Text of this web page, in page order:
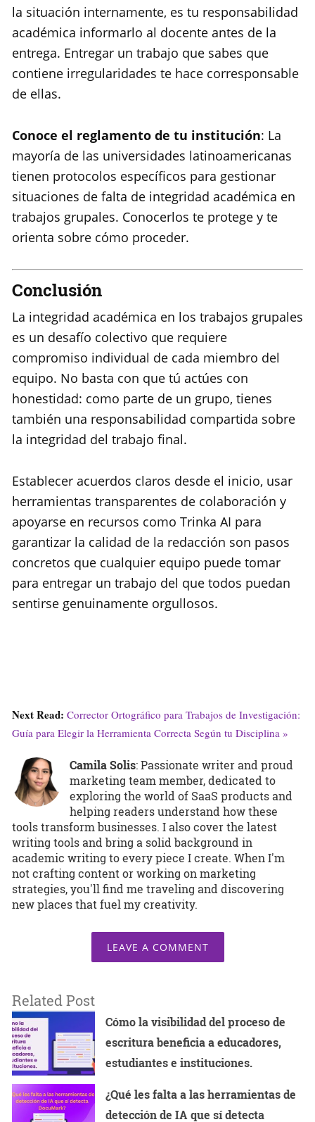
la situación internamente, es tu responsabilidad
académica informarlo al docente antes de la
entrega. Entregar un trabajo que sabes que
contiene irregularidades te hace corresponsable
de ellas.
Conoce el reglamento de tu institución: La
mayoría de las universidades latinoamericanas
tienen protocolos específicos para gestionar
situaciones de falta de integridad académica en
trabajos grupales. Conocerlos te protege y te
orienta sobre cómo proceder.
Conclusión
La integridad académica en los trabajos grupales
es un desafío colectivo que requiere
compromiso individual de cada miembro del
equipo. No basta con que tú actúes con
honestidad: como parte de un grupo, tienes
también una responsabilidad compartida sobre
la integridad del trabajo final.
Establecer acuerdos claros desde el inicio, usar
herramientas transparentes de colaboración y
apoyarse en recursos como Trinka AI para
garantizar la calidad de la redacción son pasos
concretos que cualquier equipo puede tomar
para entregar un trabajo del que todos puedan
sentirse genuinamente orgullosos.
Next Read: Corrector Ortográfico para Trabajos de Investigación:
Guía para Elegir la Herramienta Correcta Según tu Disciplina »
Camila Solis: Passionate writer and proud
marketing team member, dedicated to
exploring the world of SaaS products and
helping readers understand how these
tools transform businesses. I also cover the latest
writing tools and bring a solid background in
academic writing to every piece I create. When I'm
not crafting content or working on marketing
strategies, you'll find me traveling and discovering
new places that fuel my creativity.
LEAVE A COMMENT
Related Post
Cómo la visibilidad del proceso de
escritura beneficia a educadores,
estudiantes e instituciones.
¿Qué les falta a las herramientas de
detección de IA que sí detecta